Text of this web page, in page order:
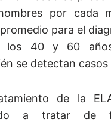
por cada
para el
los 40 y 60
se detectan casos
de la
a tratar de